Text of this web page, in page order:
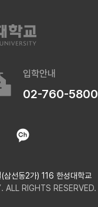
선동2가) 116 한성대학교
RIGHTS RESERVED.
입학안내
02-760-5800